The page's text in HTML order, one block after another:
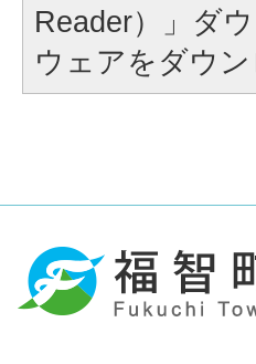
Reader）」ダ
ウェアをダウ